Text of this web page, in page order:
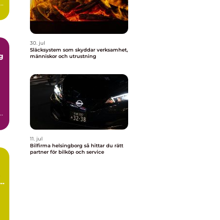
30. jul
Släcksystem som skyddar verksamhet,
människor och utrustning
11. jul
Bilfirma helsingborg så hittar du rätt
partner för bilköp och service